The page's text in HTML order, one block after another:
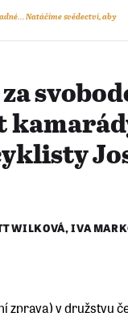
Natáčíme svědectví, aby
za
WILKOVÁ,IVA